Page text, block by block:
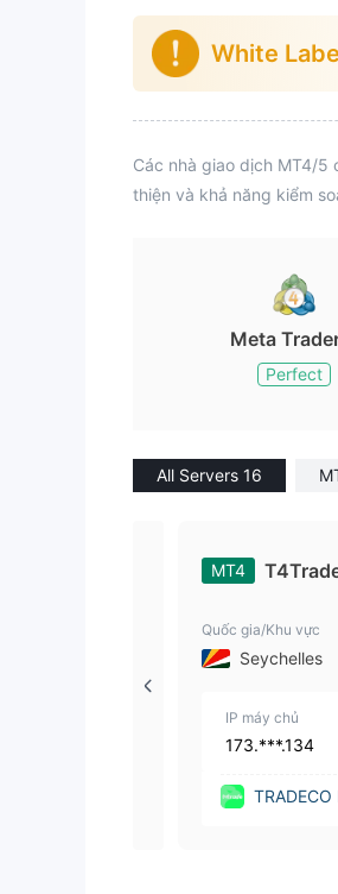
White
Các nhà giao dịch MT4/5
thiện và khả năng kiểm
Meta
Perfect
All Servers 16
MT4
Quốc gia/Khu vực
Seychelles
IP máy chủ
173.***.134